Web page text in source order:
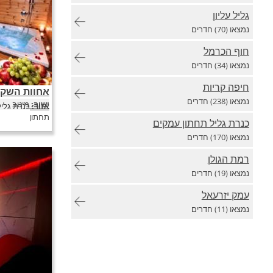
גליל עליון
נמצאו (70) חדרים
חוף הכרמל
נמצאו (34) חדרים
חיפה קריות
נמצאו (238) חדרים
כנרת גליל תחתון עמקים
נמצאו (170) חדרים
רמת הגולן
נמצאו (19) חדרים
עמק יזרעאל
נמצאו (11) חדרים
אחוות
ישוב:מיטב
אחוות השקד
מקום מבודד
מדשאות ירוקות
אזור:כנרת
תחתון